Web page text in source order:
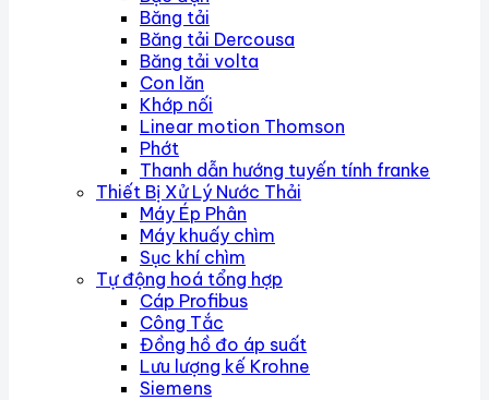
Băng tải
Băng tải Dercousa
Băng tải volta
Con lăn
Khớp nối
Linear motion Thomson
Phớt
Thanh dẫn hướng tuyến tính franke
Thiết Bị Xử Lý Nước Thải
Máy Ép Phân
Máy khuấy chìm
Sục khí chìm
Tự động hoá tổng hợp
Cáp Profibus
Công Tắc
Đồng hồ đo áp suất
Lưu lượng kế Krohne
Siemens